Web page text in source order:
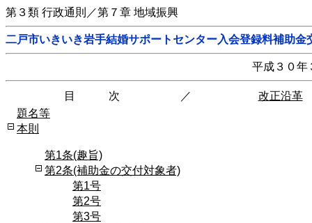
第３類 行政通則／第７章 地域振興
二戸市いきいき岩手結婚サポートセンター入会登録料補助金
平成３０年
目 次 ／
改正沿革
題名等
本則
第1条(趣旨)
第2条(補助金の交付対象者)
第1号
第2号
第3号